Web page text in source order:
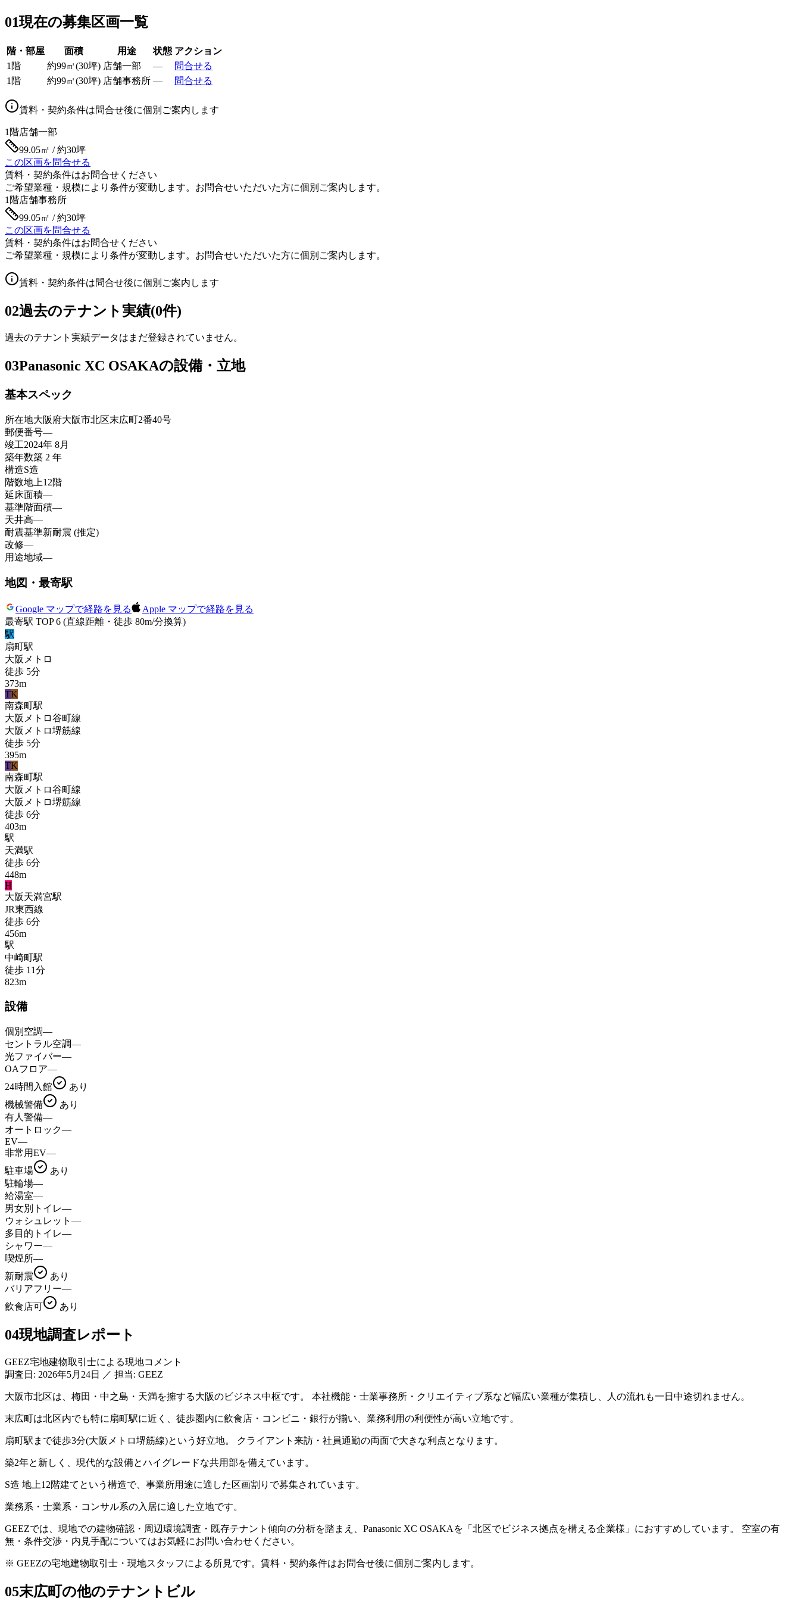
01現在の募集区画一覧
階・部屋 面積 用途 状態 アクション
1階
約99㎡(30坪) 店舗一部 —
問合せる
1階
約99㎡(30坪) 店舗事務所 — 問合せる
賃料・契約条件は問合せ後に個別ご案内します
1階店舗一部
99.05㎡ / 約30坪
この区画を問合せる
賃料・契約条件はお問合せください
ご希望業種・規模により条件が変動します。お問合せいただいた方に個別ご案内します。
1階店舗事務所
99.05㎡ / 約30坪
この区画を問合せる
賃料・契約条件はお問合せください
ご希望業種・規模により条件が変動します。お問合せいただいた方に個別ご案内します。
賃料・契約条件は問合せ後に個別ご案内します
02過去のテナント実績(0件)
過去のテナント実績データはまだ登録されていません。
03Panasonic XC OSAKAの設備・立地
基本スペック
所在地大阪府大阪市北区末広町2番40号
郵便番号—
竣工2024年 8月
築年数築 2 年
構造S造
階数地上12階
延床面積—
基準階面積—
天井高—
耐震基準新耐震 (推定)
改修—
用途地域—
地図・最寄駅
Google マップで経路を見る
Apple マップで経路を見る
最寄駅 TOP 6 (直線距離・徒歩 80m/分換算)
駅
扇町駅
大阪メトロ
徒歩 5分
373m
TK
南森町駅
大阪メトロ谷町線
大阪メトロ堺筋線
徒歩 5分
395m
TK
南森町駅
大阪メトロ谷町線
大阪メトロ堺筋線
徒歩 6分
403m
駅
天満駅
徒歩 6分
448m
H
大阪天満宮駅
JR東西線
徒歩 6分
456m
駅
中崎町駅
徒歩 11分
823m
設備
個別空調—
セントラル空調—
光ファイバー—
OAフロア—
24時間入館
あり
機械警備
あり
有人警備—
オートロック—
EV—
非常用EV—
駐車場
あり
駐輪場—
給湯室—
男女別トイレ—
ウォシュレット —
多目的トイレ—
シャワー—
喫煙所—
新耐震
あり
バリアフリー—
飲食店可
あり
04現地調査レポート
GEEZ宅地建物取引士による現地コメント
調査日: 2026年5月24日 ／ 担当: GEEZ
大阪市北区は、梅田・中之島・天満を擁する大阪のビジネス中枢です。 本社機能・士業事務所・クリエイティブ系など幅広い業種が集積し、人の流れも一日中途切れません。
末広町は北区内でも特に扇町駅に近く、徒歩圏内に飲食店・コンビニ・銀行が揃い、業務利用の利便性が高い立地です。
扇町駅まで徒歩3分(大阪メトロ堺筋線)という好立地。 クライアント来訪・社員通勤の両面で大きな利点となります。
築2年と新しく、現代的な設備とハイグレードな共用部を備えています。
S造 地上12階建てという構造で、事業所用途に適した区画割りで募集されています。
業務系・士業系・コンサル系の入居に適した立地です。
GEEZでは、現地での建物確認・周辺環境調査・既存テナント傾向の分析を踏まえ、Panasonic XC OSAKAを「北区でビジネス拠点を構える企業様」におすすめしています。 空室の有
無・条件交渉・内見手配についてはお気軽にお問い合わせください。
※ GEEZの宅地建物取引士・現地スタッフによる所見です。賃料・契約条件はお問合せ後に個別ご案内します。
05末広町の他のテナントビル